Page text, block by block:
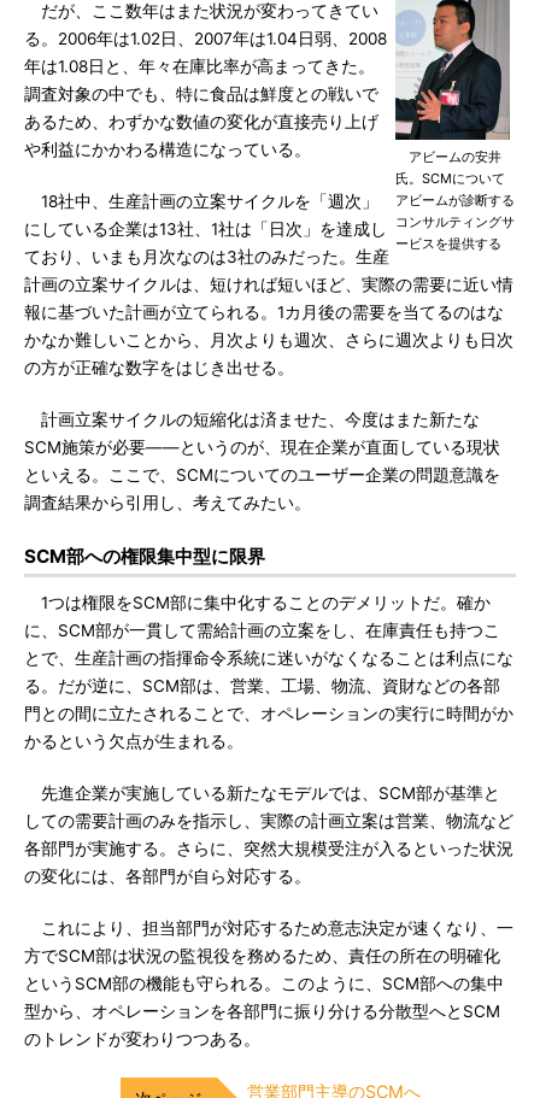
アビームの安井
氏。SCMについて
アビームが診断する
コンサルティングサ
ービスを提供する
だが、ここ数年はまた状況が変わってきてい
る。2006年は1.02日、2007年は1.04日弱、2008
年は1.08日と、年々在庫比率が高まってきた。
調査対象の中でも、特に食品は鮮度との戦いで
あるため、わずかな数値の変化が直接売り上げ
や利益にかかわる構造になっている。
18社中、生産計画の立案サイクルを「週次」
にしている企業は13社、1社は「日次」を達成し
ており、いまも月次なのは3社のみだった。生産
計画の立案サイクルは、短ければ短いほど、実際の需要に近い情
報に基づいた計画が立てられる。1カ月後の需要を当てるのはな
かなか難しいことから、月次よりも週次、さらに週次よりも日次
の方が正確な数字をはじき出せる。
計画立案サイクルの短縮化は済ませた、今度はまた新たな
SCM施策が必要――というのが、現在企業が直面している現状
といえる。ここで、SCMについてのユーザー企業の問題意識を
調査結果から引用し、考えてみたい。
SCM部への権限集中型に限界
1つは権限をSCM部に集中化することのデメリットだ。確か
に、SCM部が一貫して需給計画の立案をし、在庫責任も持つこ
とで、生産計画の指揮命令系統に迷いがなくなることは利点にな
る。だが逆に、SCM部は、営業、工場、物流、資財などの各部
門との間に立たされることで、オペレーションの実行に時間がか
かるという欠点が生まれる。
先進企業が実施している新たなモデルでは、SCM部が基準と
しての需要計画のみを指示し、実際の計画立案は営業、物流など
各部門が実施する。さらに、突然大規模受注が入るといった状況
の変化には、各部門が自ら対応する。
これにより、担当部門が対応するため意志決定が速くなり、一
方でSCM部は状況の監視役を務めるため、責任の所在の明確化
というSCM部の機能も守られる。このように、SCM部への集中
型から、オペレーションを各部門に振り分ける分散型へとSCM
のトレンドが変わりつつある。
営業部門主導のSCMへ